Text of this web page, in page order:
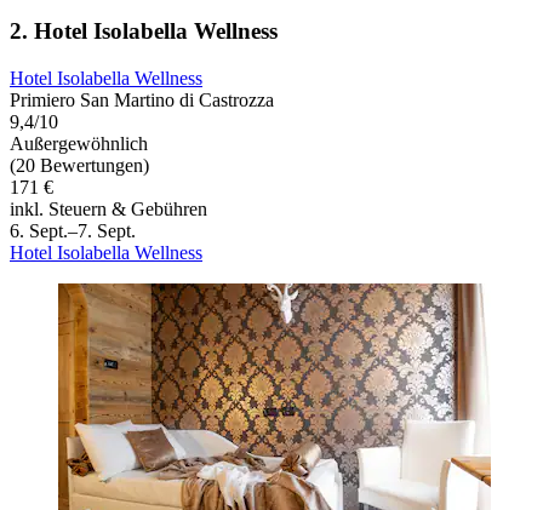
2. Hotel Isolabella Wellness
Hotel Isolabella Wellness
Primiero San Martino di Castrozza
9,4/10
Außergewöhnlich
(20 Bewertungen)
171 €
inkl. Steuern & Gebühren
6. Sept.–7. Sept.
Hotel Isolabella Wellness